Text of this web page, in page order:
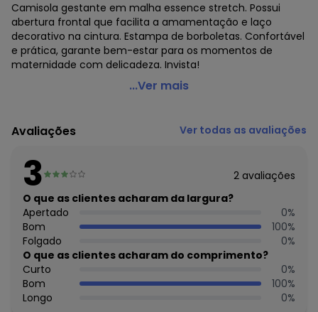
Camisola gestante em malha essence stretch. Possui
abertura frontal que facilita a amamentação e laço
decorativo na cintura. Estampa de borboletas. Confortável
e prática, garante bem-estar para os momentos de
maternidade com delicadeza. Invista!
Malwee - Camisola Gestante Borboletas em Malha
Código do produto: 8173000
Decote Frente : V
Feito: Brasil
Cuidados para conservação do produto: Temperatura
máxima de lavagem 30C. Não alvejar. Não passar sobre a
estampa.
Tecido: 96% Viscose / 4% Elastano
Composição: 96% Viscose / 4% Elastano
Histórico de preços
O preço apresentado abaixo é o menor oferecido em
...Ver mais
Avaliações Ver todas as avaliações
3 2 avaliações
O que as clientes acharam da largura?
Apertado
0%
Bom
100%
Folgado
0%
O que as clientes acharam do comprimento?
Curto
0%
Bom
100%
Longo
0%